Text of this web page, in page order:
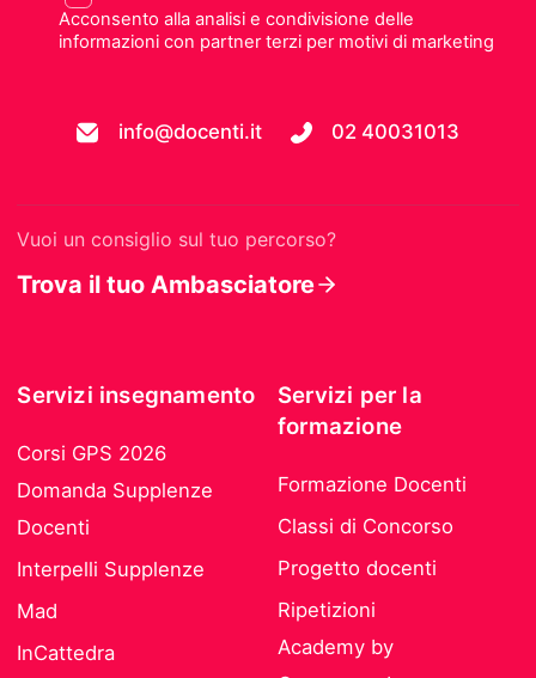
Acconsento alla analisi e condivisione delle
informazioni con partner terzi per motivi di marketing
info@docenti.it 02 40031013
Vuoi un consiglio sul tuo percorso?
Trova il tuo Ambasciatore
Servizi insegnamento
Corsi GPS 2026
Domanda Supplenze
Docenti
Interpelli Supplenze
Mad
InCattedra
Servizi per la
formazione
Formazione Docenti
Classi di Concorso
Progetto docenti
Ripetizioni
Academy by